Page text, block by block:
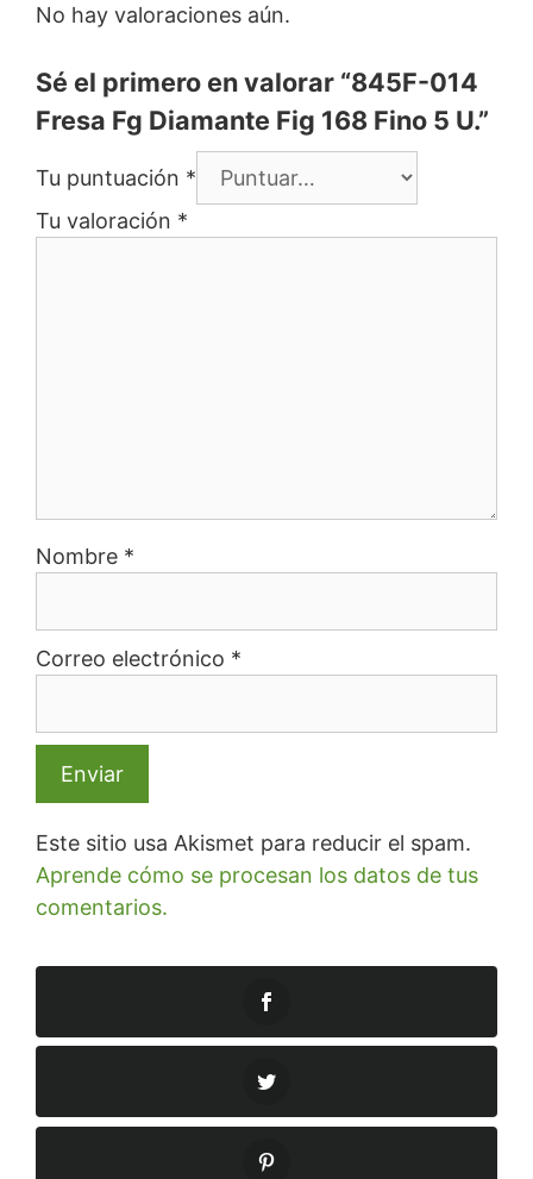
No hay valoraciones aún.
Sé el primero en valorar “845F-014
Fresa Fg Diamante Fig 168 Fino 5 U.”
Tu puntuación *
Tu valoración *
Nombre *
Correo electrónico *
Este sitio usa Akismet para reducir el spam.
Aprende cómo se procesan los datos de tus
comentarios.